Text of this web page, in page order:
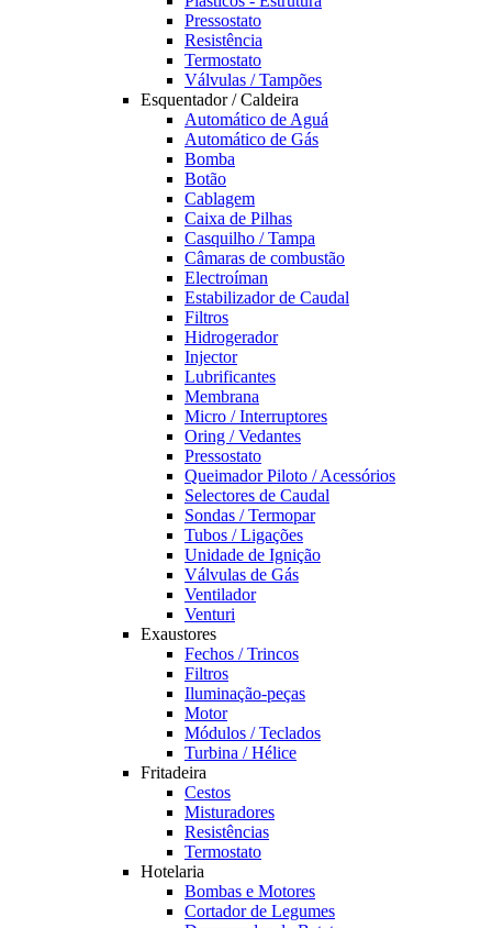
Pressostato
Resistência
Termostato
Válvulas / Tampões
Esquentador / Caldeira
Automático de Aguá
Automático de Gás
Bomba
Botão
Cablagem
Caixa de Pilhas
Casquilho / Tampa
Câmaras de combustão
Electroíman
Estabilizador de Caudal
Filtros
Hidrogerador
Injector
Lubrificantes
Membrana
Micro / Interruptores
Oring / Vedantes
Pressostato
Queimador Piloto / Acessórios
Selectores de Caudal
Sondas / Termopar
Tubos / Ligações
Unidade de Ignição
Válvulas de Gás
Ventilador
Venturi
Exaustores
Fechos / Trincos
Filtros
Iluminação-peças
Motor
Módulos / Teclados
Turbina / Hélice
Fritadeira
Cestos
Misturadores
Resistências
Termostato
Hotelaria
Bombas e Motores
Cortador de Legumes